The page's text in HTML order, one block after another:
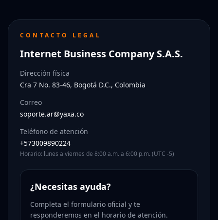
CONTACTO LEGAL
Internet Business Company S.A.S.
Dirección física
Cra 7 No. 83-46, Bogotá D.C., Colombia
Correo
soporte.ar@yaxa.co
Teléfono de atención
+573009890224
Horario: lunes a viernes de 8:00 a.m. a 6:00 p.m. (UTC -5)
¿Necesitas ayuda?
Completa el formulario oficial y te
responderemos en el horario de atención.